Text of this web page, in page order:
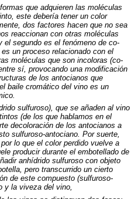
que adquieren las moléculas
este debería tener un color
dos factores hacen que no sea
reaccionan con otras moléculas
el segundo es el fenómeno de co-
un proceso relacionado con el
moléculas que son incoloras (co-
sí, provocando una modificación
de los antocianos que
baile cromático del vino es un
sulfuroso), que se añaden al vino
(de los que hablamos en el
decoloración de los antocianos a
sulfuroso-antociano. Por suerte,
lo que el color perdido vuelve a
producir durante el embotellado de
anhídrido sulfuroso con objeto
pero transcurrido un cierto
de este compuesto (sulfuroso-
y la viveza del vino,